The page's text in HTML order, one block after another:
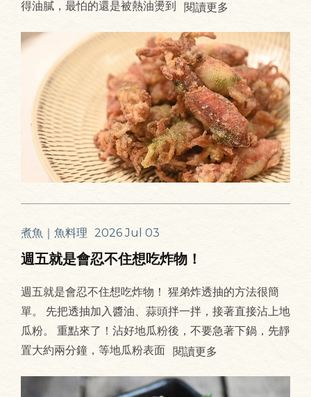
得油膩，最怕的還是被熱油燙到 閱讀更多
煮魚｜魚料理 2026 Jul 03
週五就是會忍不住想吃炸物！
週五就是會忍不住想吃炸物！ 猩弟炸透抽的方法很簡
單。 先把透抽加入醬油、蒜頭拌一拌，接著直接沾上地
瓜粉。 重點來了！沾好地瓜粉後，不要急著下鍋，先靜
置大約兩分鐘，等地瓜粉表面 閱讀更多